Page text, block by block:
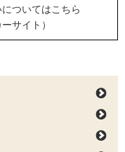
ついてはこちら
サイト）